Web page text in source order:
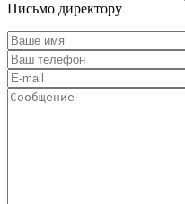
Письмо директору